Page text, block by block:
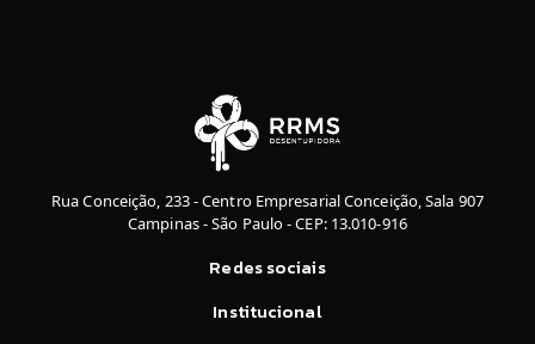
Rua Conceição, 233 - Centro Empresarial Conceição, Sala 907
Campinas - São Paulo - CEP: 13.010-916
Redes sociais
Institucional